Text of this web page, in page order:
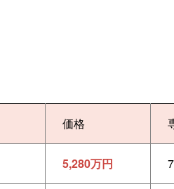
価格
5,280万円